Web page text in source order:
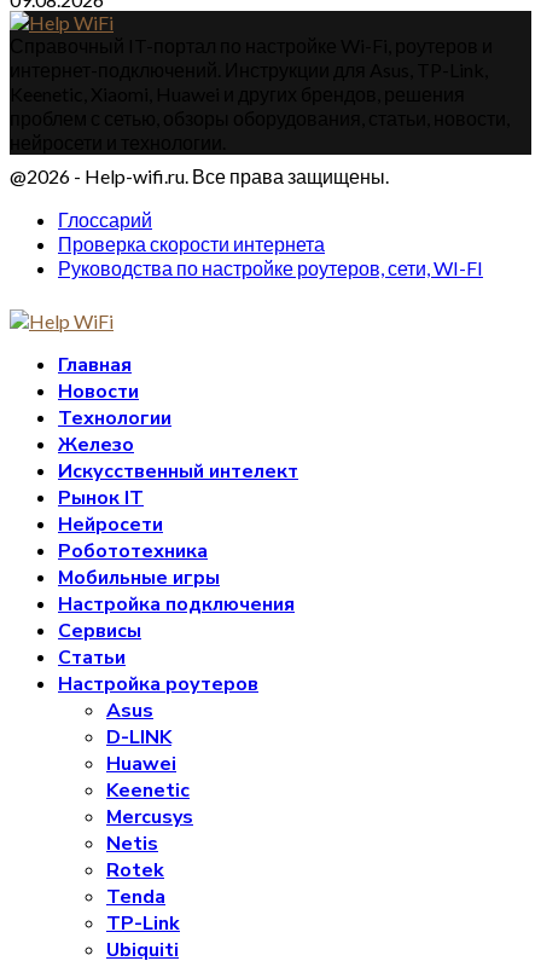
@2026 - Help-wifi.ru. Все права защищены.
Глоссарий
Проверка скорости интернета
Руководства по настройке роутеров, сети, WI-FI
Главная
Новости
Технологии
Железо
Искусственный интелект
Рынок IT
Нейросети
Робототехника
Мобильные игры
Настройка подключения
Сервисы
Статьи
Настройка роутеров
Asus
D-LINK
Huawei
Keenetic
Mercusys
Netis
Rotek
Tenda
TP-Link
Ubiquiti